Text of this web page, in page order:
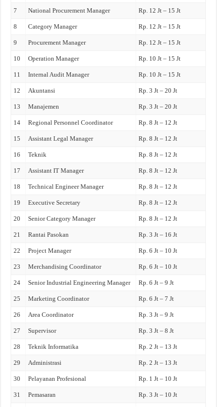
7 National Procurement Manager Rp. 12 Jt – 15 Jt
8 Category Manager Rp. 12 Jt – 15 Jt
9 Procurement Manager Rp. 12 Jt – 15 Jt
10 Operation Manager Rp. 10 Jt – 15 Jt
11 Internal Audit Manager Rp. 10 Jt – 15 Jt
12 Akuntansi Rp. 3 Jt – 20 Jt
13 Manajemen Rp. 3 Jt – 20 Jt
14 Regional Personnel Coordinator Rp. 8 Jt – 12 Jt
15 Assistant Legal Manager Rp. 8 Jt – 12 Jt
16 Teknik Rp. 8 Jt – 12 Jt
17 Assistant IT Manager Rp. 8 Jt – 12 Jt
18 Technical Engineer Manager Rp. 8 Jt – 12 Jt
19 Executive Secretary Rp. 8 Jt – 12 Jt
20 Senior Category Manager Rp. 8 Jt – 12 Jt
21 Rantai Pasokan Rp. 3 Jt – 16 Jt
22 Project Manager Rp. 6 Jt – 10 Jt
23 Merchandising Coordinator Rp. 6 Jt – 10 Jt
24 Senior Industrial Engineering Manager Rp. 6 Jt – 9 Jt
25 Marketing Coordinator Rp. 6 Jt – 7 Jt
26 Area Coordinator Rp. 3 Jt – 9 Jt
27 Supervisor Rp. 3 Jt – 8 Jt
28 Teknik Informatika Rp. 2 Jt – 13 Jt
29 Administrasi Rp. 2 Jt – 13 Jt
30 Pelayanan Profesional Rp. 1 Jt – 10 Jt
31 Pemasaran Rp. 3 Jt – 10 Jt